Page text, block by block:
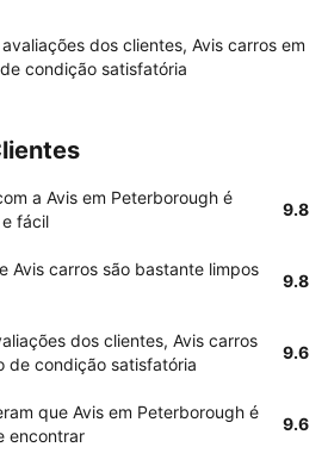
dos clientes, Avis carros em
condição satisfatória
a Avis em Peterborough é
fácil
9.8
Avis carros são bastante limpos
9.8
dos clientes, Avis carros
de condição satisfatória
9.6
que Avis em Peterborough é
encontrar
9.6